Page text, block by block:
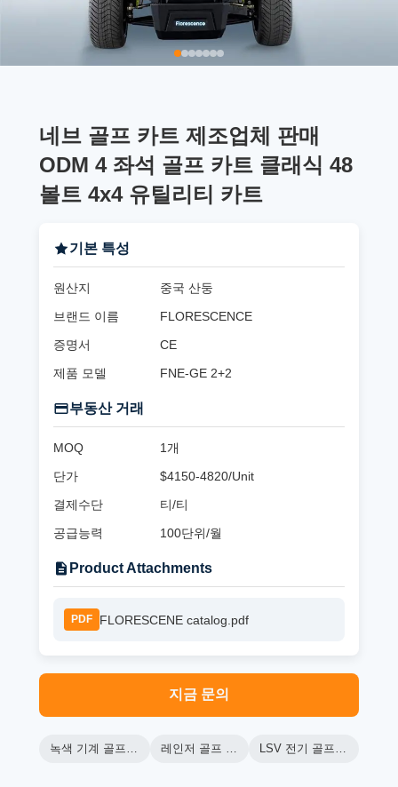
네브 골프 카트 제조업체 판매
ODM 4 좌석 골프 카트 클래식 48
볼트 4x4 유틸리티 카트
기본 특성
원산지
중국 산둥
브랜드 이름
FLORESCENCE
증명서
CE
제품 모델
FNE-GE 2+2
부동산 거래
MOQ
1개
단가
$4150-4820/Unit
결제수단
티/티
공급능력
100단위/월
Product Attachments
PDF FLORESCENE catalog.pdf
지금 문의
녹색 기계 골프 카트 레인저 골프 카트 LSV 전기 골프 카트